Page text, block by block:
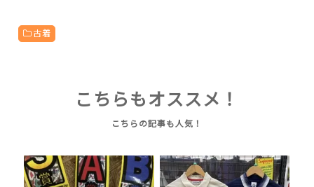
古着
こちらもオススメ！